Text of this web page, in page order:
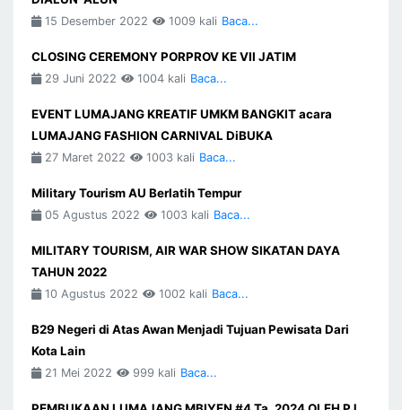
15 Desember 2022 1009 kali Baca...
CLOSING CEREMONY PORPROV KE VII JATIM
29 Juni 2022 1004 kali Baca...
EVENT LUMAJANG KREATIF UMKM BANGKIT acara
LUMAJANG FASHION CARNIVAL DiBUKA
27 Maret 2022 1003 kali Baca...
Military Tourism AU Berlatih Tempur
05 Agustus 2022 1003 kali Baca...
MILITARY TOURISM, AIR WAR SHOW SIKATAN DAYA
TAHUN 2022
10 Agustus 2022 1002 kali Baca...
B29 Negeri di Atas Awan Menjadi Tujuan Pewisata Dari
Kota Lain
21 Mei 2022 999 kali Baca...